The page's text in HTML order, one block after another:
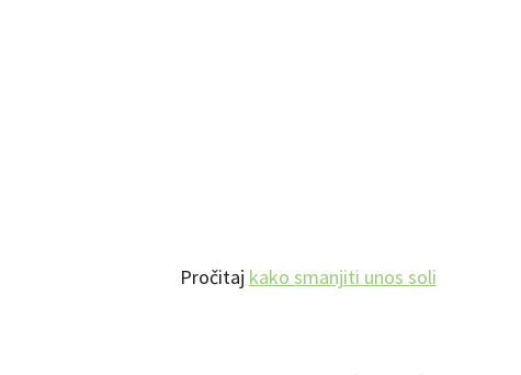
Pročitaj kako smanjiti unos soli